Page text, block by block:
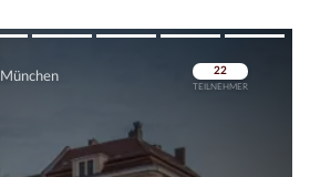
Überspringen